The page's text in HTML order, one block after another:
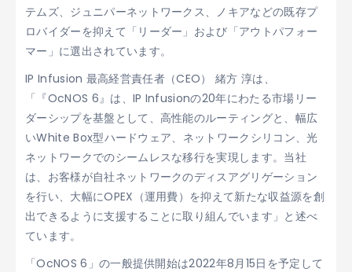
テムズ、ジュニパーネットワークス、ノキアなどの既存プ
ロバイダーを抑えて「リーダー」および「アウトパフォー
マー」に選出されています。
IP Infusion 最高経営責任者（CEO） 緒方 淳は、
「『OcNOS 6』は、IP Infusionの20年にわたる市場リー
ダーシップを基盤として、高性能のルーティングと、幅広
いWhite Box型ハードウェア、ネットワークシリコン、光
ネットワークでのシームレスな移行を実現します。当社
は、お客様が自社ネットワークのディスアグリゲーション
を行い、大幅にOPEX（運用費）を抑えて新たな収益源を創
出できるように支援することに取り組んでいます」と述べ
ています。
「OcNOS 6」の一般提供開始は2022年8月15日を予定して